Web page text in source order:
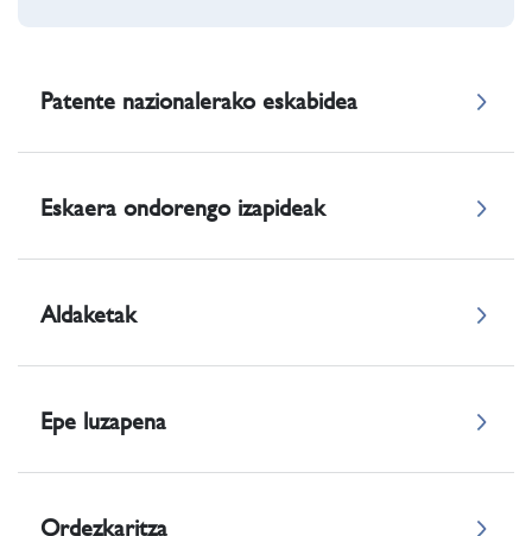
Patente nazionalerako eskabidea
Eskaera ondorengo izapideak
Aldaketak
Epe luzapena
Ordezkaritza